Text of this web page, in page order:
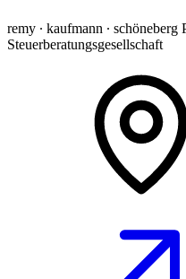
remy ∙ kaufmann ∙ schöneberg
Steuerberatungsgesellschaft